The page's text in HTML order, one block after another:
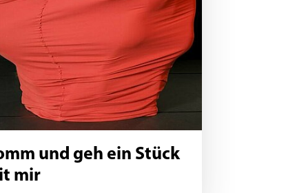
und geh ein Stück
mir